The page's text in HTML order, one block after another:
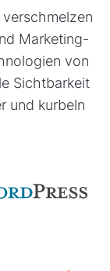
Marketing-
von
Sichtbarkeit
und kurbeln